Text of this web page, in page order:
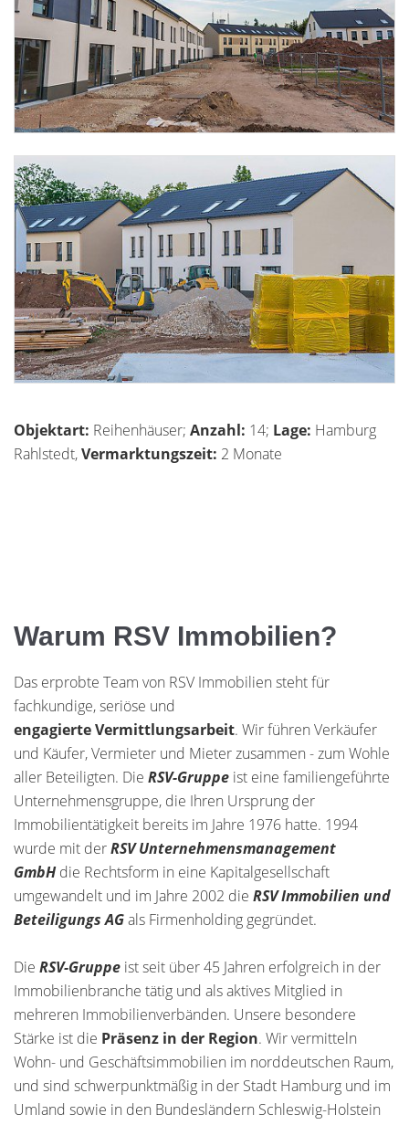
Objektart: Reihenhäuser; Anzahl: 14; Lage: Hamburg
Rahlstedt,Vermarktungszeit: 2 Monate
Warum RSV Immobilien?
Das erprobte Team von RSV Immobilien steht für
fachkundige, seriöse und
engagierte Vermittlungsarbeit. Wir führen Verkäufer
und Käufer, Vermieter und Mieter zusammen - zum Wohle
aller Beteiligten. Die RSV-Gruppe ist eine familiengeführte
Unternehmensgruppe, die Ihren Ursprung der
Immobilientätigkeit bereits im Jahre 1976 hatte. 1994
wurde mit derRSV Unternehmensmanagement
GmbHdie Rechtsform in eine Kapitalgesellschaft
umgewandelt und im Jahre 2002 die RSV Immobilien und
Beteiligungs AGals Firmenholding gegründet.
Die RSV-Gruppe ist seit über 45 Jahren erfolgreich in der
Immobilienbranche tätig und als aktives Mitglied in
mehreren Immobilienverbänden. Unsere besondere
Stärke ist die Präsenz in der Region. Wir vermitteln
Wohn- und Geschäftsimmobilien im norddeutschen Raum,
und sind schwerpunktmäßig in der Stadt Hamburg und im
Umland sowie in den Bundesländern Schleswig-Holstein